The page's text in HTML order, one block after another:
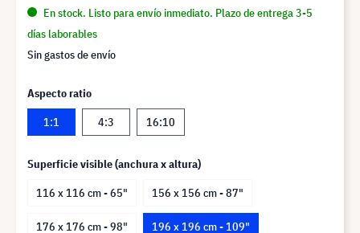
En stock. Listo para envío inmediato. Plazo de entrega 3-5
días laborables
Sin gastos de envío
Aspecto ratio
1:1
4:3 16:10
Superficie visible (anchura x altura)
116 x 116 cm - 65"
156 x 156 cm - 87"
176 x 176 cm - 98" 196 x 196 cm - 109"